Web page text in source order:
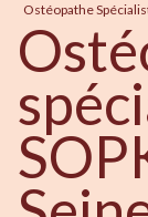
Ostéopathe